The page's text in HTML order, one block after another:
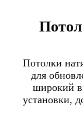
Потолки
для
широкий
установки,